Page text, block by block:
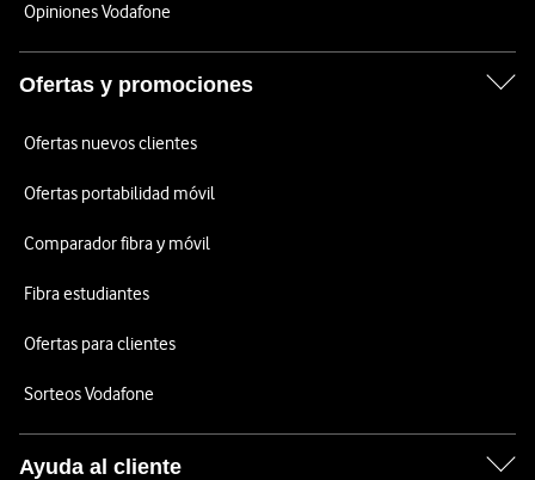
Opiniones Vodafone
Ofertas y promociones
Ofertas nuevos clientes
Ofertas portabilidad móvil
Comparador fibra y móvil
Fibra estudiantes
Ofertas para clientes
Sorteos Vodafone
Ayuda al cliente